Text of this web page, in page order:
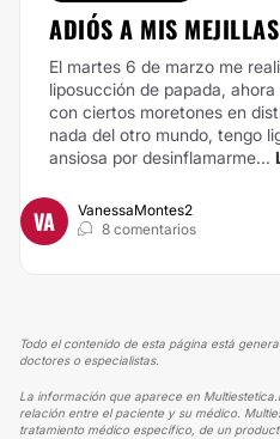
ADIÓS A MIS
El martes 6 de marzo me
liposucción de papada,
con ciertos moretones en
nada del otro mundo, tengo
ansiosa por desinflamarme...
VA
VanessaMontes2
8 comentarios
Todo el contenido de esta página está
doctores o especialistas.
La información que aparece en
relación entre el paciente y su médico.
tratamiento médico específico, de un